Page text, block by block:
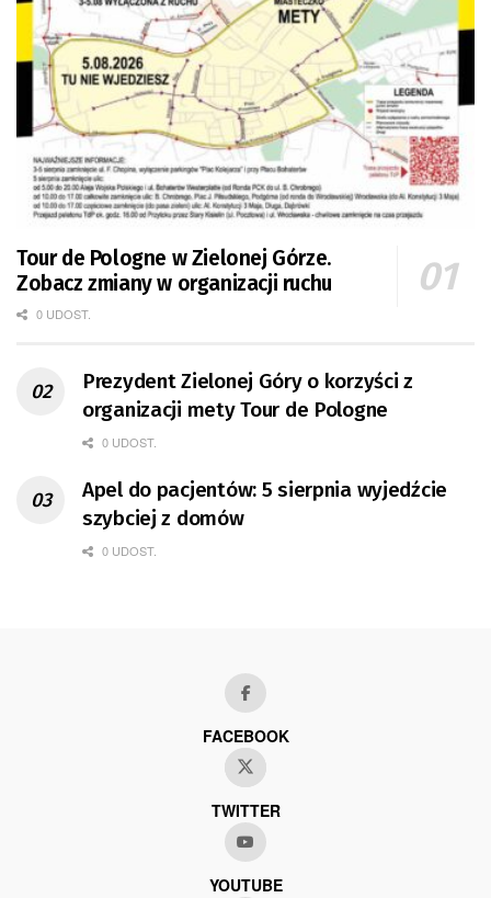
Tour de Pologne w Zielonej Górze.
Zobacz zmiany w organizacji ruchu
0 UDOST.
Prezydent Zielonej Góry o korzyści z
organizacji mety Tour de Pologne
0 UDOST.
Apel do pacjentów: 5 sierpnia wyjedźcie
szybciej z domów
0 UDOST.
FACEBOOK
TWITTER
YOUTUBE